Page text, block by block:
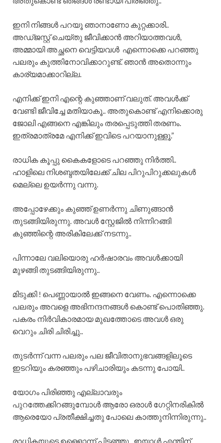
ഇനി നിങ്ങൾ പറയൂ ഞാനാണോ കുറ്റക്കാരി..
അഡ്ജസ്റ്റ് ചെയ്തു ജീവിക്കാൻ അറിയാത്തവൾ,
അമ്മായി അച്ഛനെ വെട്ടിയവൾ എന്നൊക്കെ പറഞ്ഞു
പലരും കുത്തിനോവിക്കാറുണ്ട്. ഞാൻ അതൊന്നും
കാര്യമാക്കാറില്ല.
എനിക്ക് ഇനി എന്റെ കുഞ്ഞാണ് വലുത്. അവൾക്ക്
വേണ്ടി ജീവിച്ചേ മതിയാകൂ.. അതുകൊണ്ട് എനിക്കൊരു
ജോലി എങ്ങനെ എങ്കിലും തരപ്പെടുത്തി തരണം.
ഇത്രമാത്രമേ എനിക്ക് ഇവിടെ പറയാനുള്ളൂ.”
രാധിക കൂപ്പു കൈകളോടെ പറഞ്ഞു നിർത്തി..
ഹാളിലെ നിശബ്ദതയിലേക്ക് ചില പിറുപിറുക്കലുകൾ
മെല്ലെ ഉയർന്നു വന്നു.
അപ്പോഴേക്കും കുഞ്ഞ് ഉണർന്നു ചിണുങ്ങാൻ
തുടങ്ങിയിരുന്നു. അവൾ സ്റ്റേജിൽ നിന്നിറങ്ങി
കുഞ്ഞിന്റെ അരികിലേക്ക് നടന്നു..
പിന്നാലേ വലിയൊരു ഹർഷാരവം അവൾക്കായി
മുഴങ്ങി തുടങ്ങിയിരുന്നു..
മിടുക്കി ! പെണ്ണായാൽ ഇങ്ങനെ വേണം. എന്നൊക്കെ
പലരും അവളെ അഭിനന്ദനങ്ങൾ കൊണ്ട് പൊതിഞ്ഞു.
പകരം നിർവികാരമായ മുഖത്തോടെ അവൾ ഒരു
വെറും ചിരി ചിരിച്ചു..
തുടർന്ന് വന്ന പലരും പല ജീവിതാനുഭവങ്ങളിലൂടെ
ഇടറിയും കരഞ്ഞും പഴിചാരിയും കടന്നു പോയി..
യോഗം പിരിഞ്ഞു എല്ലാവരും
പുറത്തേക്കിറങ്ങുമ്പോൾ ആരോ ഒരാൾ ഗേറ്റിനരികിൽ
ആരെയോ പ്രതീക്ഷിച്ചതു പോലെ കാത്തുനിന്നിരുന്നു..
രാധികയുടെ ഉള്ളൊന്ന് പിടഞ്ഞു.. ഇയാൾ എന്തിന്